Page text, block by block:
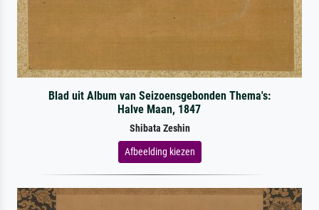
Blad uit Album van Seizoensgebonden Thema's:
Halve Maan, 1847
Shibata Zeshin
Afbeelding kiezen